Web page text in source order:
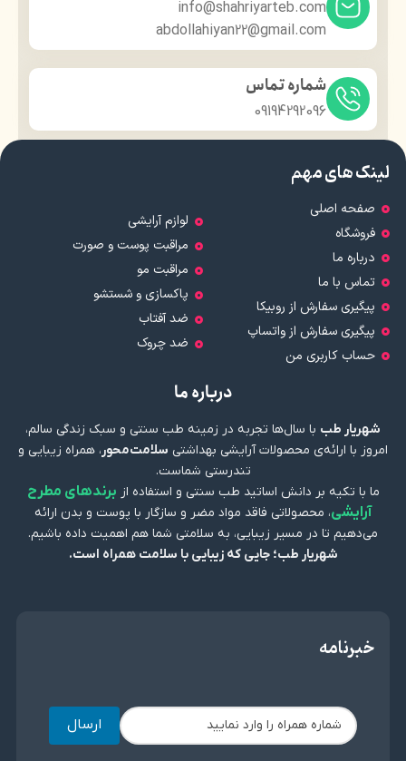
info@shahriyarteb.com
abdollahiyan22@gmail.com
شماره تماس
09194292096
لینک های مهم
صفحه اصلی
فروشگاه
درباره ما
تماس با ما
پیگیری سفارش از روبیکا
پیگیری سفارش از واتساپ
حساب کاربری من
لوازم آرایشی
مراقبت پوست و صورت
مراقبت مو
پاکسازی و شستشو
ضد آفتاب
ضد چروک
درباره ما
شهریار طب با سال‌ها تجربه در زمینه طب سنتی و سبک زندگی سالم،
امروز با ارائه‌ی محصولات آرایشی بهداشتی سلامت‌محور ، همراه زیبایی و
تندرستی شماست.
ما با تکیه بر دانش اساتید طب سنتی و استفاده از برندهای مطرح
آرایشی، محصولاتی فاقد مواد مضر و سازگار با پوست و بدن ارائه
می‌دهیم تا در مسیر زیبایی، به سلامتی شما هم اهمیت داده باشیم.
شهریار طب؛ جایی که زیبایی با سلامت همراه است.
خبرنامه
ارسال